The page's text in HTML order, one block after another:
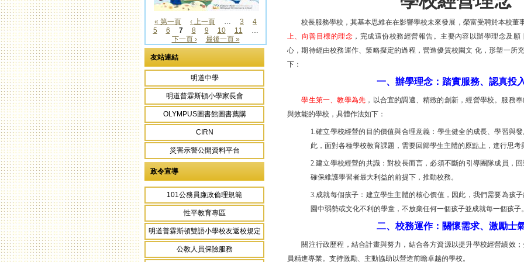
頁面
« 第一頁 ‹ 上一頁 … 3
4
5
6 7 8 9 10 11
…
下一頁 ›
最後一頁 »
友站連結
明道中學
明道普霖斯頓小學家長會
OLYMPUS圖書館圖書薦購
CIRN
災害示警公開資料平台
政令宣導
101公務員廉政倫理規範
性平教育專區
明道普霖斯頓雙語小學校友返校規定
公教人員保險服務
校長服務學校，其基本思維在在影響學校未來發展，榮富受聘於本校董
上、向善目標的理念 ，完成這份校務經營報告。主要內容以辦學理念及
心，期待經由校務運作、策略擬定的過程，營造優質校園文 化，形塑一所
下：
一、辦學理念：踏實服務、認真投
學生第一、教學為先 ，以合宜的調適、精緻的創新，經營學校。服務
與效能的學校，具體作法如下：
1.確立學校經營的目的價值與合理意義：學生健全的成長、學習與
此，面對各種學校教育課題，需要回歸學生主體的原點上，進行思考
2.建立學校經營的共識：對校長而言，必須不斷的引導團隊成員，
確保維護學習者最大利益的前提下，推動校務。
3.成就每個孩子：建立學生主體的核心價值，因此，我們需要為孩
園中弱勢或文化不利的學童，不放棄任何一個孩子並成就每一個孩子
二、校務運作：關懷需求、激勵士
關注行政歷程，結合計畫與努力，結合各方資源以提升學校經營績效；
員精進專業。支持激勵、主動協助以營造前瞻卓越的學校。